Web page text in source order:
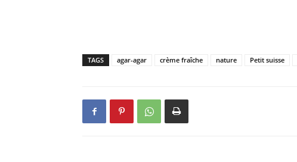
TAGS agar-agar crème fraîche nature Petit suisse